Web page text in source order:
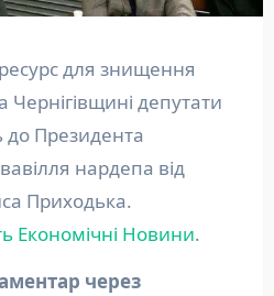
Чернігівщині депутати
до Президента
нардепа від
Приходька.
Економічні Новини.
через